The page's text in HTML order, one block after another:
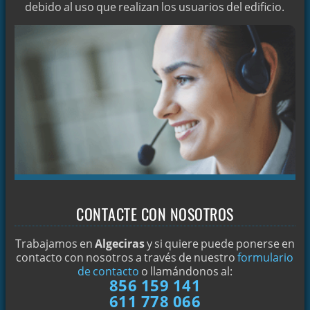
DETECCIÓN DE FUGAS OCULTAS
LIMPIEZA DE ALCANTARILLAS EN ALGECIRAS
DETECTAR ARQUETAS
¿PROBLEMAS CON ARQUETAS OCULTAS?
LIMPIEZA Y DESINFECCIÓN DE ALJIBES
LOCALIZACIÓN DE FUGAS OCULTAS
CONSEJOS CASEROS PARA DESATASCAR FREGADEROS
CÓMO DESATASCAR CON SOSA CÁUSTICA
AGUA A PRESIÓN PARA REALIZAR DESATRANCOS
DESATASCOS EN ALGECIRAS
DESATASCAMOS SUS TUBERÍAS EN ALGECIRAS
debido al uso que realizan los usuarios del edificio.
CONTACTE CON NOSOTROS
Trabajamos enAlgecirasy si quiere puede ponerse en
contacto con nosotros a través de nuestroformulario
de contacto o llamándonos al:
856 159 141
611 778 066